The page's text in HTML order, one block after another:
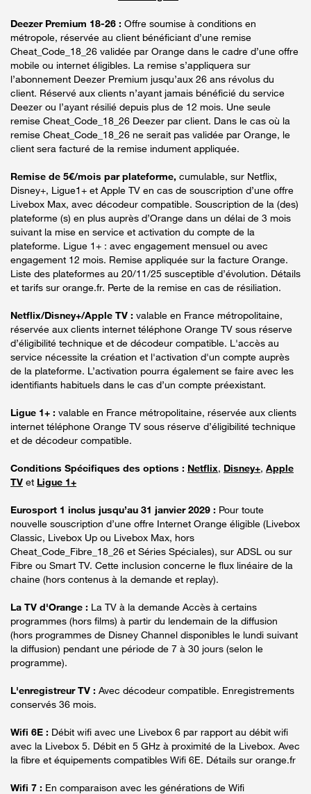
Deezer Premium 18-26 : Offre soumise à conditions en
métropole, réservée au client bénéficiant d’une remise
Cheat_Code_18_26 validée par Orange dans le cadre d’une offre
mobile ou internet éligibles. La remise s’appliquera sur
l’abonnement Deezer Premium jusqu’aux 26 ans révolus du
client. Réservé aux clients n’ayant jamais bénéficié du service
Deezer ou l’ayant résilié depuis plus de 12 mois. Une seule
remise Cheat_Code_18_26 Deezer par client. Dans le cas où la
remise Cheat_Code_18_26 ne serait pas validée par Orange, le
client sera facturé de la remise indument appliquée.
Remise de 5€/mois par plateforme, cumulable, sur Netflix,
Disney+, Ligue1+ et Apple TV en cas de souscription d’une offre
Livebox Max, avec décodeur compatible. Souscription de la (des)
plateforme (s) en plus auprès d’Orange dans un délai de 3 mois
suivant la mise en service et activation du compte de la
plateforme. Ligue 1+ : avec engagement mensuel ou avec
engagement 12 mois. Remise appliquée sur la facture Orange.
Liste des plateformes au 20/11/25 susceptible d’évolution. Détails
et tarifs sur orange.fr. Perte de la remise en cas de résiliation.
Netflix/Disney+/Apple TV : valable en France métropolitaine,
réservée aux clients internet téléphone Orange TV sous réserve
d’éligibilité technique et de décodeur compatible. L'accès au
service nécessite la création et l'activation d'un compte auprès
de la plateforme. L’activation pourra également se faire avec les
identifiants habituels dans le cas d’un compte préexistant.
Ligue 1+ : valable en France métropolitaine, réservée aux clients
internet téléphone Orange TV sous réserve d’éligibilité technique
et de décodeur compatible.
Conditions Spécifiques des options : Netflix, Disney+, Apple
TV et Ligue 1+
Eurosport 1 inclus jusqu’au 31 janvier 2029 : Pour toute
nouvelle souscription d’une offre Internet Orange éligible (Livebox
Classic, Livebox Up ou Livebox Max, hors
Cheat_Code_Fibre_18_26 et Séries Spéciales), sur ADSL ou sur
Fibre ou Smart TV. Cette inclusion concerne le flux linéaire de la
chaine (hors contenus à la demande et replay).
La TV d'Orange : La TV à la demande Accès à certains
programmes (hors films) à partir du lendemain de la diffusion
(hors programmes de Disney Channel disponibles le lundi suivant
la diffusion) pendant une période de 7 à 30 jours (selon le
programme).
L'enregistreur TV : Avec décodeur compatible. Enregistrements
conservés 36 mois.
Wifi 6E : Débit wifi avec une Livebox 6 par rapport au débit wifi
avec la Livebox 5. Débit en 5 GHz à proximité de la Livebox. Avec
la fibre et équipements compatibles Wifi 6E. Détails sur orange.fr
Wifi 7 : En comparaison avec les générations de Wifi